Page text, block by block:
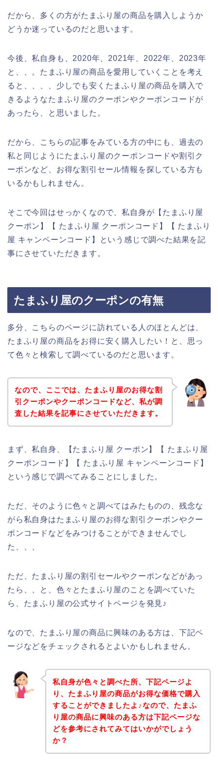
だから、多くの方がたまふり屋の商品を購入しようか
どうか迷っているのだと思います。
今後、私自身も、2020年、2021年、2022年、2023年
と、、。たまふり屋の商品を愛用していくことを考え
ると、、、、少しでも安くたまふり屋の商品を購入で
きるようなたまふり屋のクーポンやクーポンコードが
あったら、と思いました。
だから、こちらの記事をみている方の中にも、過去の
私と同じようにたまふり屋のクーポンコードや割引ク
ーポンなど、お得な割引セール情報を探している方も
いるかもしれません。
そこで今回はせっかくなので、私自身が【たまふり屋
クーポン】【 たまふり屋 クーポンコード】【 たまふり
屋 キャンペーンコード】という感じで調べた結果を記
事にさせていただきます。
たまふり屋のクーポンの有無
多分、こちらのページに訪れている人のほとんどは、
たまふり屋の商品をお得に安く購入したい！と、思っ
て色々と検索して調べているのだと思います。
なので、ここでは、たまふり屋のお得な割
引クーポンやクーポンコードなど、私が調
査した結果を記事にさせていただきます。
まず、私自身、【たまふり屋 クーポン】【 たまふり屋
クーポンコード】【 たまふり屋 キャンペーンコード】
という感じで調べてみることにしました。
ただ、そのように色々と調べてはみたものの、残念な
がら私自身はたまふり屋のお得な割引クーポンやクー
ポンコードなどをみつけることができませんでし
た、、、
ただ、たまふり屋の割引セールやクーポンなどがあっ
たら、、と、色々とたまふり屋のことを調べていた
ら、たまふり屋の公式サイトページを発見♪
なので、たまふり屋の商品に興味のある方は、下記ペ
ージなどをチェックされるとよいかもしれません。
私自身が色々と調べた所、下記ページよ
り、たまふり屋の商品がお得な価格で購入
することができましたよ♪なので、たまふ
り屋の商品に興味のある方は下記ページな
どを参考にされてみてはいかがでしょう
か？